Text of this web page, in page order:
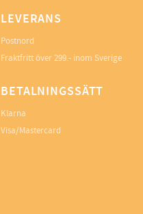
LEVERANS
Postnord
Fraktfritt över 299.- inom Sverige
BETALNINGSSÄTT
Klarna
Visa/Mastercard